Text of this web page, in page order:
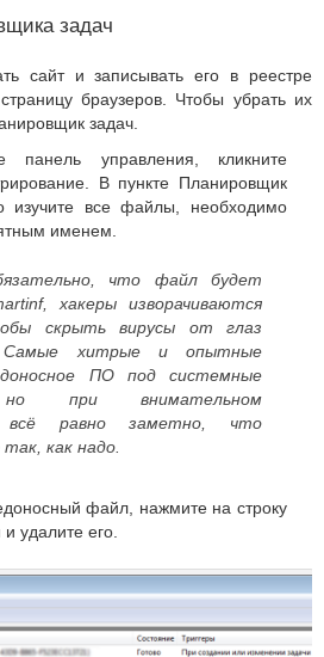
задач
сайт и записывать его в реестре
браузеров. Чтобы убрать их
задач.
панель управления, кликните
В пункте Планировщик
изучите все файлы, необходимо
именем.
что файл будет
хакеры изворачиваются
скрыть вирусы от глаз
Самые хитрые и опытные
ПО под системные
но при внимательном
всё равно заметно, что
как надо.
файл, нажмите на строку
удалите его.